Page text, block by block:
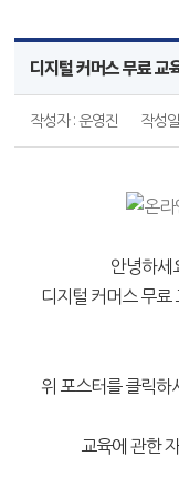
디지털 커머스 무료 교
작성자 : 운영진 작성
안녕하세
디지털 커머스 무료
위 포스터를 클릭하
교육에 관한